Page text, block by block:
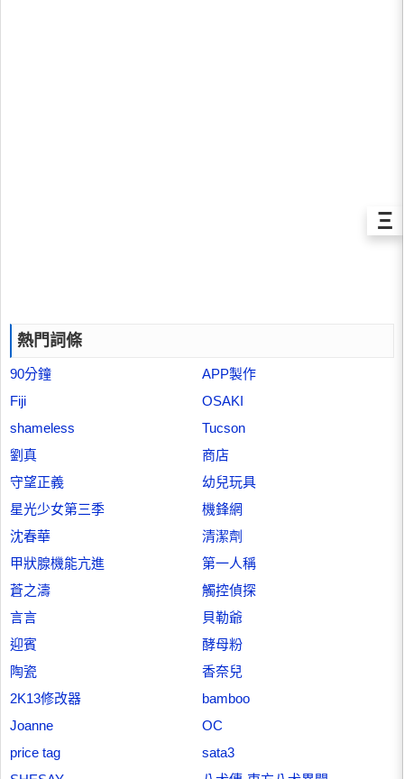
熱門詞條
90分鐘
APP製作
Fiji
OSAKI
shameless
Tucson
劉真
商店
守望正義
幼兒玩具
星光少女第三季
機鋒網
沈春華
清潔劑
甲狀腺機能亢進
第一人稱
蒼之濤
觸控偵探
言言
貝勒爺
迎賓
酵母粉
陶瓷
香奈兒
2K13修改器
bamboo
Joanne
OC
price tag
sata3
Ξ